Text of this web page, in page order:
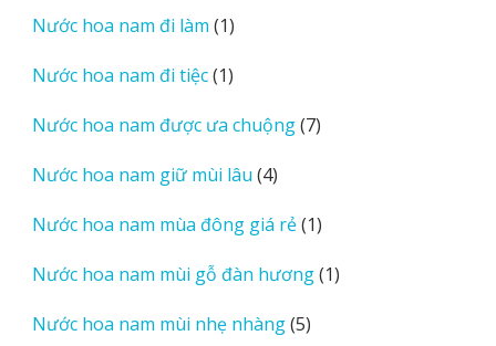
phẩm
Nước hoa nam đi làm 11
phẩm
Nước hoa nam đi tiệc 11
phẩm
Nước hoa nam được ưa chuộng 77
Nước hoa nam giữ mùi lâu 44
phẩm
Nước hoa nam mùa đông giá rẻ 11
phẩm
Nước hoa nam mùi gỗ đàn hương 11
Nước hoa nam mùi nhẹ nhàng 55